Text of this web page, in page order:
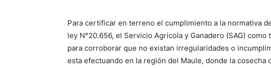
Para certificar en terreno el cumplimiento a la normativa
ley N°20.656, el Servicio Agrícola y Ganadero (SAG)
para corroborar que no existan irregularidades o
esta efectuando en la región del Maule, donde la cosecha